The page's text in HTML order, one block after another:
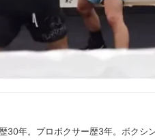
30年。プロボクサー歴3年。ボクシ